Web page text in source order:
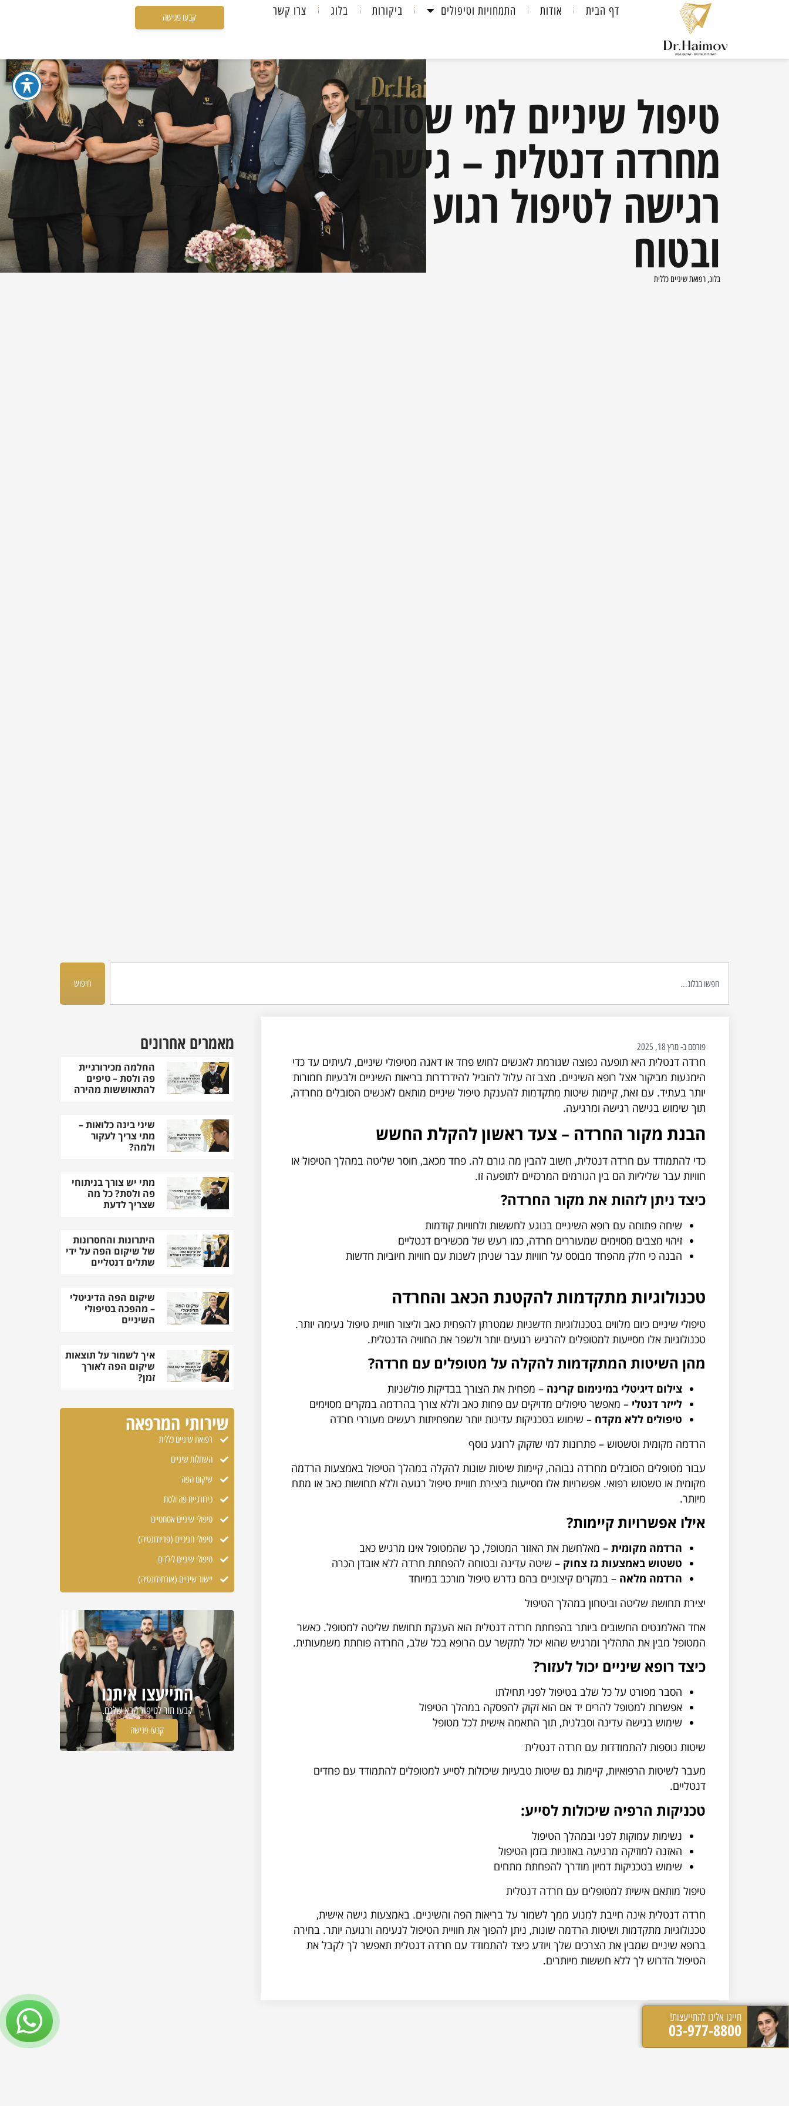
דף הבית אודות התמחויות וטיפולים ביקורות בלוג צרו קשר קבעו פגישה
טיפול שיניים למי שסובל
מחרדה דנטלית – גישה
רגישה לטיפול רגוע
ובטוח
בלוג, רפואת שיניים כללית
חיפוש
פורסם ב-מרץ 18, 2025
חרדה דנטלית היא תופעה נפוצה שגורמת לאנשים לחוש פחד או דאגה מטיפולי שיניים, לעיתים עד כדי
הימנעות מביקור אצל רופא השיניים. מצב זה עלול להוביל להידרדרות בריאות השיניים ולבעיות חמורות
יותר בעתיד. עם זאת, קיימות שיטות מתקדמות להענקת טיפול שיניים מותאם לאנשים הסובלים מחרדה,
תוך שימוש בגישה רגישה ומרגיעה.
הבנת מקור החרדה – צעד ראשון להקלת החשש
כדי להתמודד עם חרדה דנטלית, חשוב להבין מה גורם לה. פחד מכאב, חוסר שליטה במהלך הטיפול או
חוויות עבר שליליות הם בין הגורמים המרכזיים לתופעה זו.
כיצד ניתן לזהות את מקור החרדה?
שיחה פתוחה עם רופא השיניים בנוגע לחששות ולחוויות קודמות
זיהוי מצבים מסוימים שמעוררים חרדה, כמו רעש של מכשירים דנטליים
הבנה כי חלק מהפחד מבוסס על חוויות עבר שניתן לשנות עם חוויות חיוביות חדשות
טכנולוגיות מתקדמות להקטנת הכאב והחרדה
טיפולי שיניים כיום מלווים בטכנולוגיות חדשניות שמטרתן להפחית כאב וליצור חוויית טיפול נעימה יותר.
טכנולוגיות אלו מסייעות למטופלים להרגיש רגועים יותר ולשפר את החוויה הדנטלית.
מהן השיטות המתקדמות להקלה על מטופלים עם חרדה?
צילום דיגיטלי במינימום קרינה – מפחית את הצורך בבדיקות פולשניות
לייזר דנטלי – מאפשר טיפולים מדויקים עם פחות כאב וללא צורך בהרדמה במקרים מסוימים
טיפולים ללא מקדח – שימוש בטכניקות עדינות יותר שמפחיתות רעשים מעוררי חרדה
הרדמה מקומית וטשטוש – פתרונות למי שזקוק לרוגע נוסף
עבור מטופלים הסובלים מחרדה גבוהה, קיימות שיטות שונות להקלה במהלך הטיפול באמצעות הרדמה
מקומית או טשטוש רפואי. אפשרויות אלו מסייעות ביצירת חוויית טיפול רגועה וללא תחושות כאב או מתח
מיותר.
אילו אפשרויות קיימות?
הרדמה מקומית – מאלחשת את האזור המטופל, כך שהמטופל אינו מרגיש כאב
טשטוש באמצעות גז צחוק – שיטה עדינה ובטוחה להפחתת חרדה ללא אובדן הכרה
הרדמה מלאה – במקרים קיצוניים בהם נדרש טיפול מורכב במיוחד
יצירת תחושת שליטה וביטחון במהלך הטיפול
אחד האלמנטים החשובים ביותר בהפחתת חרדה דנטלית הוא הענקת תחושת שליטה למטופל. כאשר
המטופל מבין את התהליך ומרגיש שהוא יכול לתקשר עם הרופא בכל שלב, החרדה פוחתת משמעותית.
כיצד רופא שיניים יכול לעזור?
הסבר מפורט על כל שלב בטיפול לפני תחילתו
אפשרות למטופל להרים יד אם הוא זקוק להפסקה במהלך הטיפול
שימוש בגישה עדינה וסבלנית, תוך התאמה אישית לכל מטופל
שיטות נוספות להתמודדות עם חרדה דנטלית
מעבר לשיטות הרפואיות, קיימות גם שיטות טבעיות שיכולות לסייע למטופלים להתמודד עם פחדים
דנטליים.
טכניקות הרפיה שיכולות לסייע:
נשימות עמוקות לפני ובמהלך הטיפול
האזנה למוזיקה מרגיעה באוזניות בזמן הטיפול
שימוש בטכניקות דמיון מודרך להפחתת מתחים
טיפול מותאם אישית למטופלים עם חרדה דנטלית
חרדה דנטלית אינה חייבת למנוע ממך לשמור על בריאות הפה והשיניים. באמצעות גישה אישית,
טכנולוגיות מתקדמות ושיטות הרדמה שונות, ניתן להפוך את חוויית הטיפול לנעימה ורגועה יותר. בחירה
ברופא שיניים שמבין את הצרכים שלך ויודע כיצד להתמודד עם חרדה דנטלית תאפשר לך לקבל את
הטיפול הדרוש לך ללא חששות מיותרים.
מאמרים אחרונים
החלמה מכירורגיית
פה ולסת – טיפים
להתאוששות מהירה
שיני בינה כלואות –
מתי צריך לעקור
ולמה?
מתי יש צורך בניתוחי
פה ולסת? כל מה
שצריך לדעת
היתרונות והחסרונות
של שיקום הפה על ידי
שתלים דנטליים
שיקום הפה הדיגיטלי
– מהפכה בטיפולי
השיניים
איך לשמור על תוצאות
שיקום הפה לאורך
זמן?
שירותי המרפאה
רפואת שיניים כללית
השתלות שיניים
שיקום הפה
כירורגיית פה ולסת
טיפולי שיניים אסתטיים
טיפולי חניכיים (פריודונטיה)
טיפולי שיניים לילדים
יישור שיניים (אורתודונטיה)
התייעצו איתנו
קבעו תור לטיפול הבא שלכם.
קבעו פגישה
חייגו אלינו להתייעצות!
03-977-8800